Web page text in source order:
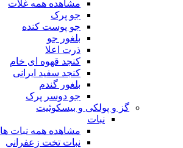
مشاهده همه غلات
جو پرک
جو پوست کنده
بلغور جو
ذرت اعلا
کنجد قهوه ای خام
کنجد سفید ایرانی
بلغور گندم
جو دوسر پرک
گز و پولکی و بیسکوئیت
نبات
مشاهده همه نبات ها
نبات تخت زعفرانی